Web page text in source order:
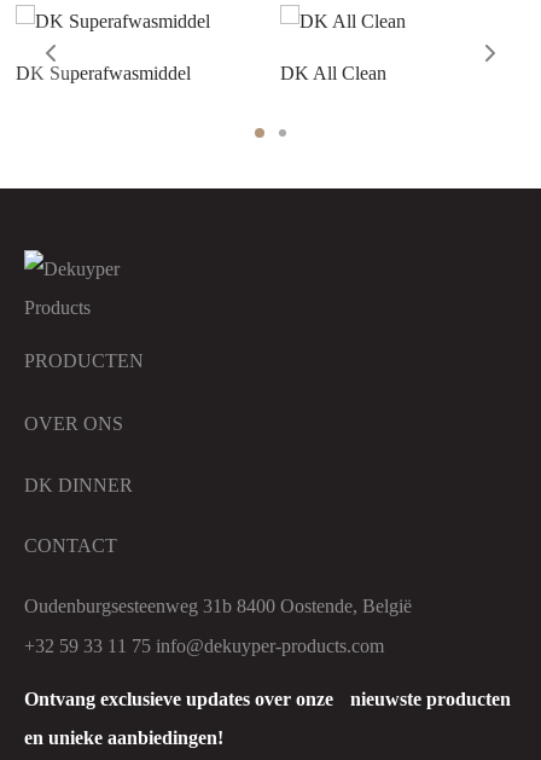
DK Superafwasmiddel DK All Clean
Ontvang exclusieve updates over onze nieuwste producten
en unieke aanbiedingen!
PRODUCTEN
OVER ONS
DK DINNER
CONTACT
Oudenburgsesteenweg 31b 8400 Oostende, België
+32 59 33 11 75 info@dekuyper-products.com